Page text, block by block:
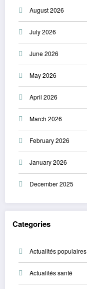
August 2026
July 2026
June 2026
May 2026
April 2026
March 2026
February 2026
January 2026
December 2025
Categories
Actualités populaires
Actualités santé